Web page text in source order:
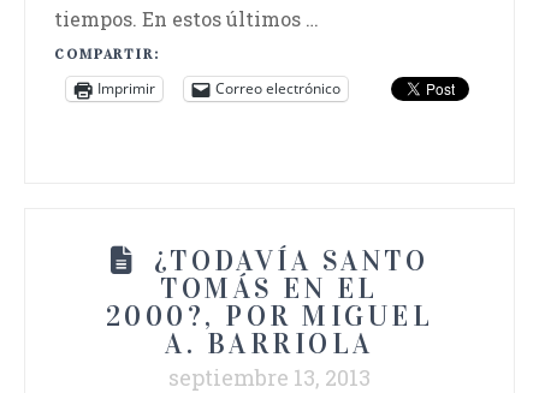
tiempos. En estos últimos …
COMPARTIR:
Imprimir Correo electrónico
¿TODAVÍA SANTO
TOMÁS EN EL
2000?, POR MIGUEL
A. BARRIOLA
septiembre 13, 2013